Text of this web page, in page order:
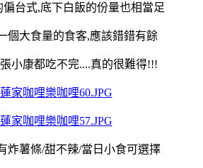
偏台式,底下白飯的份量也相當足
個大食量的食客,應該錯錯有餘
小康都吃不完....真的很難得!!!
炸薯條/甜不辣/當日小食可選擇